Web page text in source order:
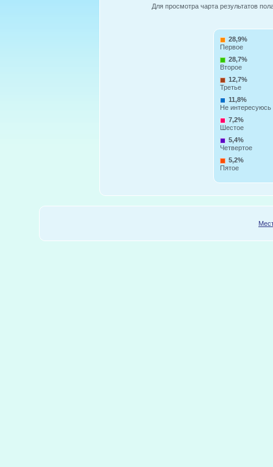
Для просмотра чарта результатов
28,9%
Первое
28,7%
Второе
12,7%
Третье
11,8%
Не интересуюсь
7,2%
Шестое
5,4%
Четвертое
5,2%
Пятое